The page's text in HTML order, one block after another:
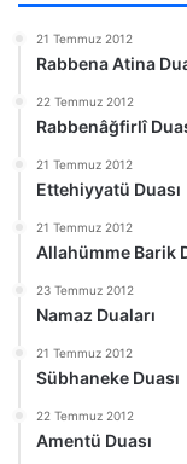
21 Temmuz 2012
Rabbena Atina
22 Temmuz 2012
Rabbenâğfirlî
21 Temmuz 2012
Ettehiyyatü Duası
21 Temmuz 2012
Allahümme Barik
23 Temmuz 2012
Namaz Duaları
21 Temmuz 2012
Sübhaneke Duası
22 Temmuz 2012
Amentü Duası